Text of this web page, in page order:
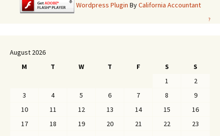
Wordpress Plugin ByCalifornia Accountant
?
August 2026
M
T W T F S
S
1
2
3
4 5 6 7 8
9
10
11 12 13 14 15
16
17
18 19 20 21 22
23